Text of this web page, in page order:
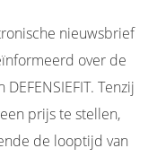
nieuwsbrief
over de
Tenzij
prijs te stellen,
de looptijd van